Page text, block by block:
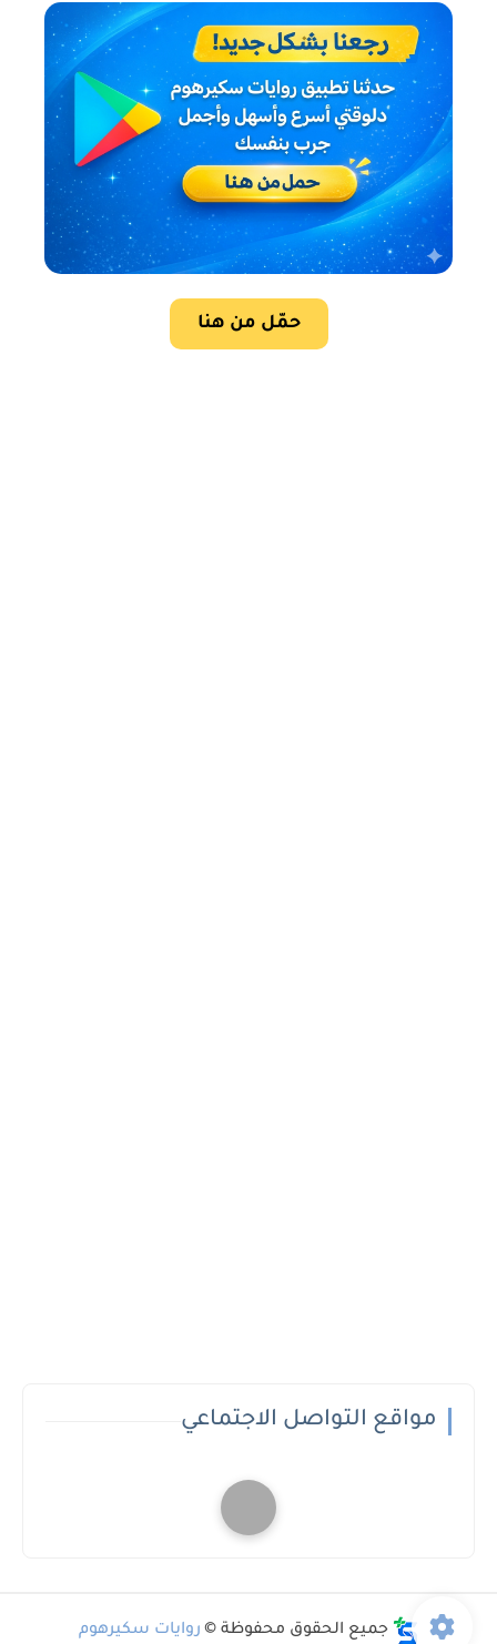
حمّل من هنا
مواقع التواصل الاجتماعي
جميع الحقوق محفوظة © روايات سكيرهوم